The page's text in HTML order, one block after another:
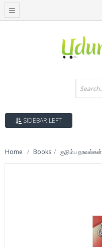
SIDEBAR LEFT
Home Books குடும்ப நாவல்கள்